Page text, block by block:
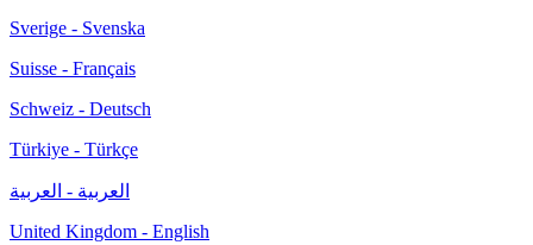
Sverige - Svenska
Suisse - Français
Schweiz - Deutsch
Türkiye - Türkçe
العربية - العربية
United Kingdom - English